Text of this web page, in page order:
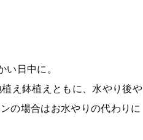
日中に。
え鉢植えともに、水やり後や
の場合はお水やりの代わりに